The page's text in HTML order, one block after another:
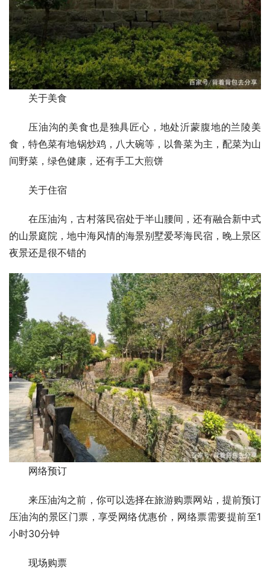
关于美食
压油沟的美食也是独具匠心，地处沂蒙腹地的兰陵美
食，特色菜有地锅炒鸡，八大碗等，以鲁菜为主，配菜为山
间野菜，绿色健康，还有手工大煎饼
关于住宿
在压油沟，古村落民宿处于半山腰间，还有融合新中式
的山景庭院，地中海风情的海景别墅爱琴海民宿，晚上景区
夜景还是很不错的
网络预订
来压油沟之前，你可以选择在旅游购票网站，提前预订
压油沟的景区门票，享受网络优惠价，网络票需要提前至1
小时30分钟
现场购票